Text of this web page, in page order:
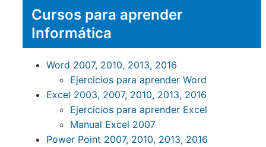
Cursos para aprender
Informática
Word 2007, 2010, 2013, 2016
Ejercicios para aprender Word
Excel 2003, 2007, 2010, 2013, 2016
Ejercicios para aprender Excel
Manual Excel 2007
Power Point 2007, 2010, 2013, 2016